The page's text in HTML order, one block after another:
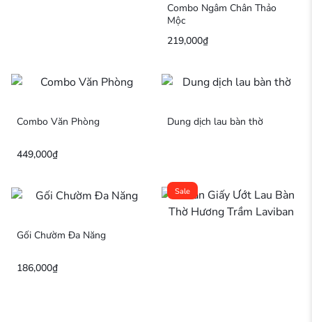
Combo Ngâm Chân Thảo
Mộc
219,000₫
Combo Văn Phòng
449,000₫
Dung dịch lau bàn thờ
Gối Chườm Đa Năng
186,000₫
Sale